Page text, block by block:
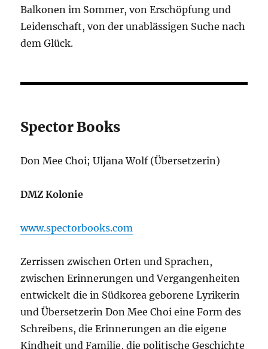
Balkonen im Sommer, von Erschöpfung und
Leidenschaft, von der unablässigen Suche nach
dem Glück.
Spector Books
Don Mee Choi; Uljana Wolf (Übersetzerin)
DMZ Kolonie
www.spectorbooks.com
Zerrissen zwischen Orten und Sprachen,
zwischen Erinnerungen und Vergangenheiten
entwickelt die in Südkorea geborene Lyrikerin
und Übersetzerin Don Mee Choi eine Form des
Schreibens, die Erinnerungen an die eigene
Kindheit und Familie, die politische Geschichte